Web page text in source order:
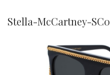
Stella-McCartney-